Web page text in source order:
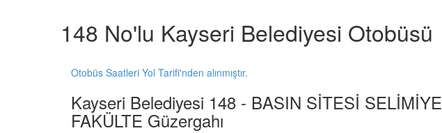
148 No'lu Kayseri Belediyesi Otobüsü
Otobüs Saatleri Yol Tarifi'nden alınmıştır.
Kayseri Belediyesi 148 - BASIN SİTESİ SELİMİYE
FAKÜLTE Güzergahı